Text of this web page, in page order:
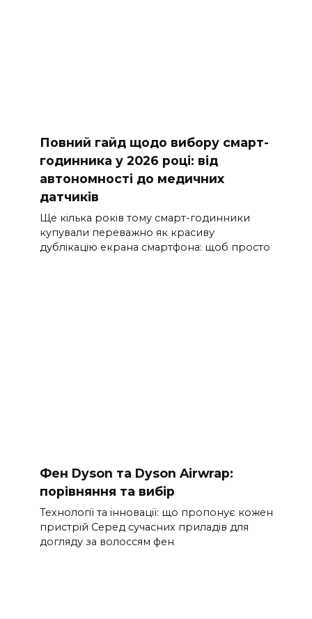
Повний гайд щодо вибору смарт-
годинника у 2026 році: від
автономності до медичних
датчиків
Ще кілька років тому смарт-годинники
купували переважно як красиву
дублікацію екрана смартфона: щоб просто
Фен Dyson та Dyson Airwrap:
порівняння та вибір
Технології та інновації: що пропонує кожен
пристрій Серед сучасних приладів для
догляду за волоссям фен